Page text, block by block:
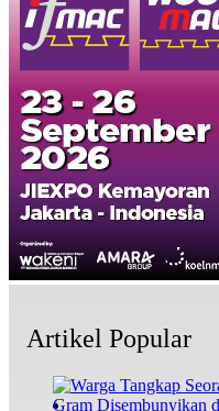
Artikel Popular